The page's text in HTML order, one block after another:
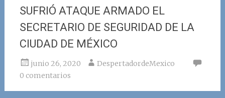
SUFRIÓ ATAQUE ARMADO EL
SECRETARIO DE SEGURIDAD DE LA
CIUDAD DE MÉXICO
junio 26, 2020
DespertadordeMexico
0 comentarios